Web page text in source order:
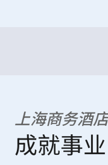
上海商务酒店
成就事业